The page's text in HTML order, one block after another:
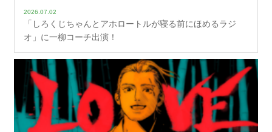
2026.07.02
「しろくじちゃんとアホロートルが寝る前にほめるラジ
オ」に一柳コーチ出演！